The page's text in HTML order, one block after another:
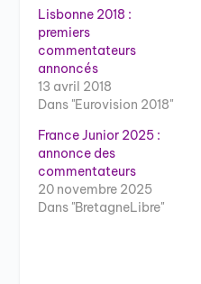
Lisbonne 2018 :
premiers
commentateurs
annoncés
13 avril 2018
Dans "Eurovision 2018"
France Junior 2025 :
annonce des
commentateurs
20 novembre 2025
Dans "BretagneLibre"